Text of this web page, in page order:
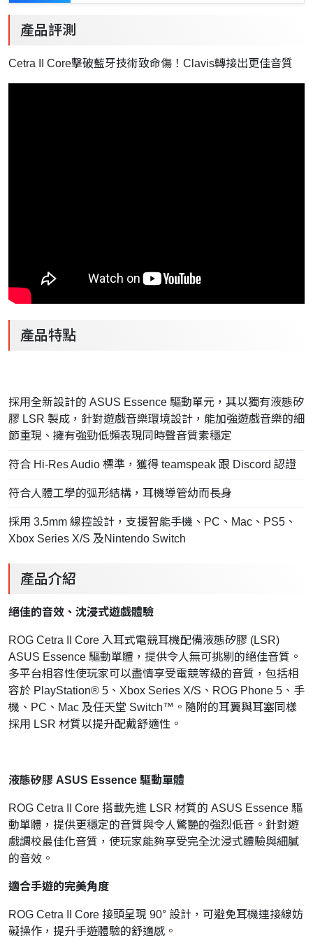
產品評測
Cetra II Core擊破藍牙技術致命傷！Clavis轉接出更佳音質
產品特點
採用全新設計的 ASUS Essence 驅動單元，其以獨有液態矽
膠 LSR 製成，針對遊戲音樂環境設計，能加強遊戲音樂的細
節重現、擁有強勁低頻表現同時聲音質素穩定
符合 Hi-Res Audio 標準，獲得 teamspeak 跟 Discord 認證
符合人體工學的弧形結構，耳機導管幼而長身
採用 3.5mm 線控設計，支援智能手機、PC、Mac、PS5、
Xbox Series X/S 及Nintendo Switch
產品介紹
絕佳的音效、沈浸式遊戲體驗
ROG Cetra II Core 入耳式電競耳機配備液態矽膠 (LSR)
ASUS Essence 驅動單體，提供令人無可挑剔的絕佳音質。
多平台相容性使玩家可以盡情享受電競等級的音質，包括相
容於 PlayStation® 5、Xbox Series X/S、ROG Phone 5、手
機、PC、Mac 及任天堂 Switch™。隨附的耳翼與耳塞同樣
採用 LSR 材質以提升配戴舒適性。
液態矽膠 ASUS Essence 驅動單體
ROG Cetra II Core 搭載先進 LSR 材質的 ASUS Essence 驅
動單體，提供更穩定的音質與令人驚艷的強烈低音。針對遊
戲調校最佳化音質，使玩家能夠享受完全沈浸式體驗與細膩
的音效。
適合手遊的完美角度
ROG Cetra II Core 接頭呈現 90° 設計，可避免耳機連接線妨
礙操作，提升手遊體驗的舒適感。